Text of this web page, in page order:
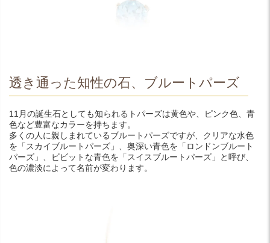
透き通った知性の石、ブルートパーズ
11月の誕生石としても知られるトパーズは黄色や、ピンク色、青
色など豊富なカラーを持ちます。
多くの人に親しまれているブルートパーズですが、クリアな水色
を「スカイブルートパーズ」、奥深い青色を「ロンドンブルート
パーズ」、ビビットな青色を「スイスブルートパーズ」と呼び、
色の濃淡によって名前が変わります。